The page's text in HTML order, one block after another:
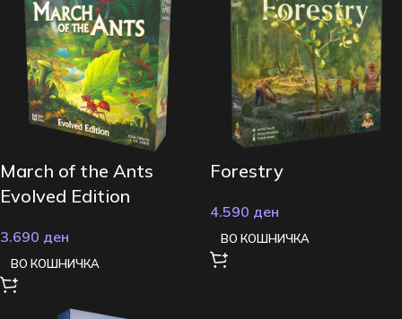
March of the Ants
Evolved Edition
3.690 ден
ВО КОШНИЧКА
Forestry
4.590 ден
ВО КОШНИЧКА